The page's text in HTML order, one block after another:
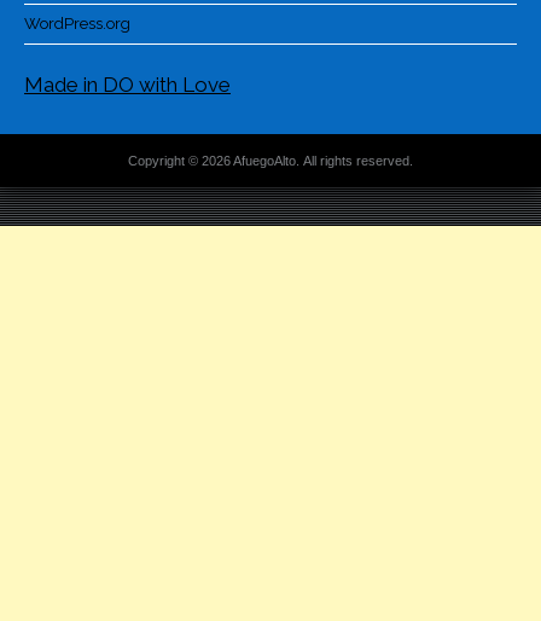
WordPress.org
Made in DO with Love
Copyright © 2026 AfuegoAlto. All rights reserved.